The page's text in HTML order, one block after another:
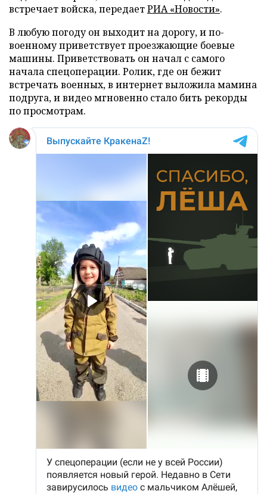
встречает войска, передаетРИА «Новости».
В любую погоду он выходит на дорогу, и по-
военному приветствует проезжающие боевые
машины. Приветствовать он начал с самого
начала спецоперации. Ролик, где он бежит
встречать военных, в интернет выложила мамина
подруга, и видео мгновенно стало бить рекорды
по просмотрам.